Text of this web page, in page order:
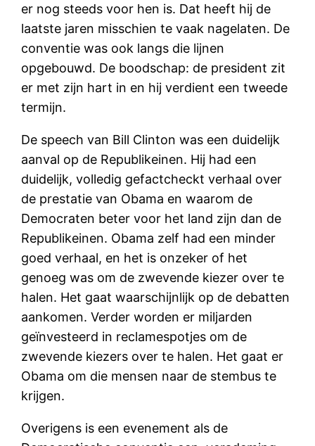
er nog steeds voor hen is. Dat heeft hij de
laatste jaren misschien te vaak nagelaten. De
conventie was ook langs die lijnen
opgebouwd. De boodschap: de president zit
er met zijn hart in en hij verdient een tweede
termijn.
De speech van Bill Clinton was een duidelijk
aanval op de Republikeinen. Hij had een
duidelijk, volledig gefactcheckt verhaal over
de prestatie van Obama en waarom de
Democraten beter voor het land zijn dan de
Republikeinen. Obama zelf had een minder
goed verhaal, en het is onzeker of het
genoeg was om de zwevende kiezer over te
halen. Het gaat waarschijnlijk op de debatten
aankomen. Verder worden er miljarden
geïnvesteerd in reclamespotjes om de
zwevende kiezers over te halen. Het gaat er
Obama om die mensen naar de stembus te
krijgen.
Overigens is een evenement als de